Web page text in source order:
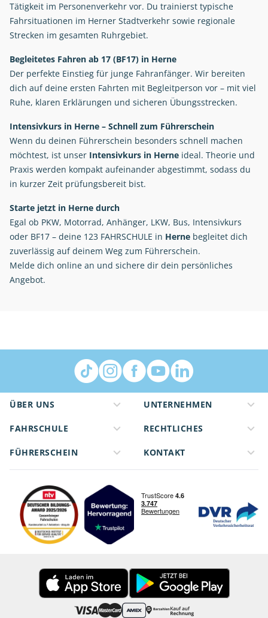
Tätigkeit im Personenverkehr vor. Du trainierst typische
Fahrsituationen im Herner Stadtverkehr sowie regionale
Strecken im gesamten Ruhrgebiet.
Begleitetes Fahren ab 17 (BF17) in Herne
Der perfekte Einstieg für junge Fahranfänger. Wir bereiten
dich auf deine ersten Fahrten mit Begleitperson vor – mit viel
Ruhe, klaren Erklärungen und sicheren Übungsstrecken.
Intensivkurs in Herne – Schnell zum Führerschein
Wenn du deinen Führerschein besonders schnell machen
möchtest, ist unser Intensivkurs in Herne ideal. Theorie und
Praxis werden kompakt aufeinander abgestimmt, sodass du
in kurzer Zeit prüfungsbereit bist.
Starte jetzt in Herne durch
Egal ob PKW, Motorrad, Anhänger, LKW, Bus, Intensivkurs
oder BF17 – deine 123 FAHRSCHULE in Herne begleitet dich
zuverlässig auf deinem Weg zum Führerschein.
Melde dich online an und sichere dir dein persönliches
Angebot.
ÜBER UNS
FAHRSCHULE
FÜHRERSCHEIN
UNTERNEHMEN
RECHTLICHES
KONTAKT